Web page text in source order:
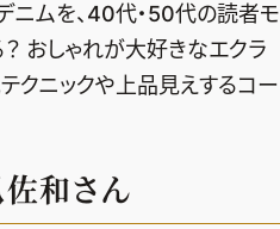
覧
ニムを、40代・50代の読者モ
おしゃれが大好きなエクラ
クニックや上品見えするコー
和さん